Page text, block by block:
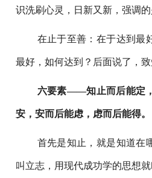
识洗刷心灵，日新又新，强调的
在止于至善：在于达到最
最好，如何达到？后面说了，致
六要素——知止而后能定
安，安而后能虑，虑而后能得。
首先是知止，就是知道在
叫立志，用现代成功学的思想就